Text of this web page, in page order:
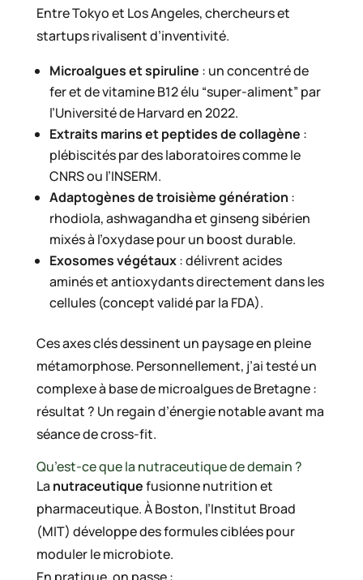
Entre Tokyo et Los Angeles, chercheurs et
startups rivalisent d’inventivité.
Microalgues et spiruline : un concentré de
fer et de vitamine B12 élu “super-aliment” par
l’Université de Harvard en 2022.
Extraits marins et peptides de collagène :
plébiscités par des laboratoires comme le
CNRS ou l’INSERM.
Adaptogènes de troisième génération :
rhodiola, ashwagandha et ginseng sibérien
mixés à l’oxydase pour un boost durable.
Exosomes végétaux: délivrent acides
aminés et antioxydants directement dans les
cellules (concept validé par la FDA).
Ces axes clés dessinent un paysage en pleine
métamorphose. Personnellement, j’ai testé un
complexe à base de microalgues de Bretagne :
résultat ? Un regain d’énergie notable avant ma
séance de cross-fit.
Qu’est-ce que la nutraceutique de demain ?
La nutraceutiquefusionne nutrition et
pharmaceutique. À Boston, l’Institut Broad
(MIT) développe des formules ciblées pour
moduler le microbiote.